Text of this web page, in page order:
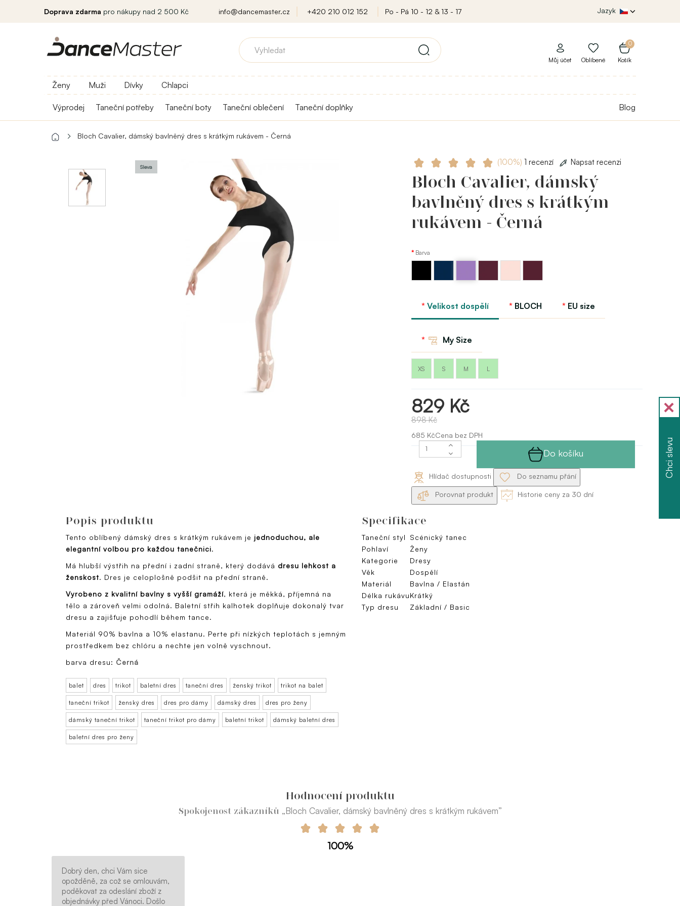
Doprava zdarma pro nákupy nad 2 500 Kč info@dancemaster.cz +420 210 012 152 Po - Pá 10 - 12 & 13 - 17 Jazyk
0
Košík
Můj účet Oblíbené
Ženy Muži Dívky Chlapci
Výprodej Taneční potřeby Taneční boty Taneční oblečení Taneční doplňky Blog
Bloch Cavalier, dámský bavlněný dres s krátkým rukávem - Černá
Sleva
(100%) 1 recenzí Napsat recenzi
Bloch Cavalier, dámský
bavlněný dres s krátkým
rukávem - Černá
Barva
bloch
Bloch
Bloch
Velikost dospělí BLOCH EU size
My Size
XS S M L
829 Kč
898 Kč
685 KčCena bez DPH
Do košíku
Hlídač dostupnosti Do seznamu přání
Porovnat produkt Historie ceny za 30 dní
Popis produktu
Tento oblíbený dámský dres s krátkým rukávem je jednoduchou, ale
elegantní volbou pro každou tanečnici.
Má hlubší výstřih na přední i zadní straně, který dodává dresu lehkost a
ženskost. Dres je celoplošně podšit na přední straně.
Vyrobeno z kvalitní bavlny s vyšší gramáží, která je měkká, příjemná na
tělo a zároveň velmi odolná. Baletní střih kalhotek doplňuje dokonalý tvar
dresu a zajišťuje pohodlí během tance.
Materiál 90% bavlna a 10% elastanu. Perte při nízkých teplotách s jemným
prostředkem bez chlóru a nechte jen volně vyschnout.
barva dresu: Černá
balet dres trikot baletní dres taneční dres ženský trikot trikot na balet
taneční trikot ženský dres dres pro dámy dámský dres dres pro ženy
dámský taneční trikot taneční trikot pro dámy baletní trikot dámský baletní dres
baletní dres pro ženy
Specifikace
Taneční styl
Scénický tanec
Pohlaví
Ženy
Kategorie
Dresy
Věk
Dospělí
Materiál
Bavlna / Elastán
Délka rukávuKrátký
Typ dresu
Základní / Basic
Hodnocení produktu
Spokojenost zákazníků „Bloch Cavalier, dámský bavlněný dres s krátkým rukávem”
100%
Dobrý den, chci Vám sice
opožděně, za což se omlouvám,
poděkovat za odeslání zboží z
objednávky před Vánoci. Došlo
Chci slevu